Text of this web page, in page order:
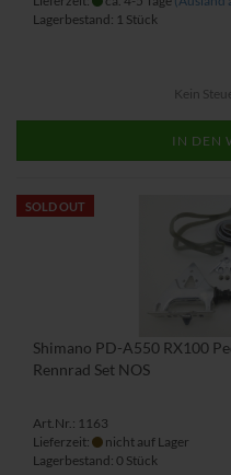
Lagerbestand: 1 Stück
Kein
IN DEN
SOLD OUT
Shimano PD-A550 RX100
Rennrad Set NOS
Art.Nr.: 1163
Lieferzeit:
nicht auf Lager
Lagerbestand: 0 Stück